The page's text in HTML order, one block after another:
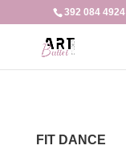
392 084 4924
FIT DANCE